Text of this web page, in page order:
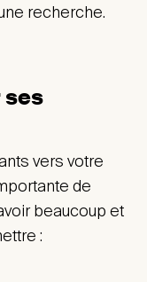
recherche.
vers votre
de
beaucoup et
: